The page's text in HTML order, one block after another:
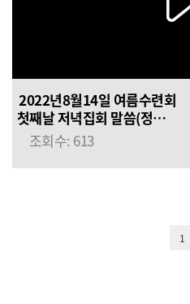
2022년8월14일 여름수련회
첫째날 저녁집회 말씀(정의호
목사님) 예수님에 대한
예언적 사랑
조회수: 613
1